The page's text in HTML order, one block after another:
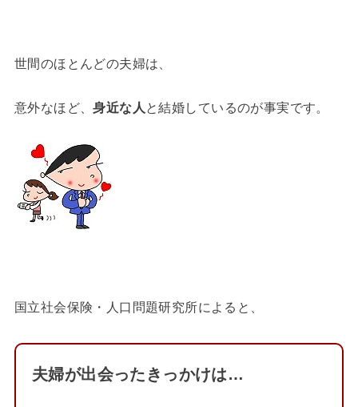
世間のほとんどの夫婦は、
意外なほど、身近な人 と結婚しているのが事実です。
国立社会保険・人口問題研究所によると、
夫婦が出会ったきっかけは…